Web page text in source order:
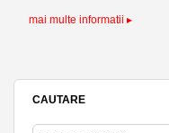
IUL-25
mai multe informatii ▸
CAUTARE